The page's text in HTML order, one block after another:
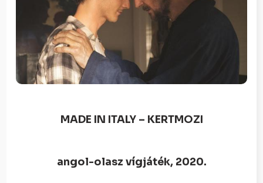
MADE IN ITALY – KERTMOZI
angol-olasz vígjáték, 2020.